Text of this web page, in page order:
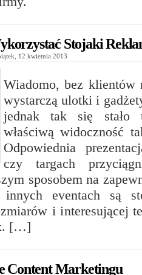
Stojaki
12 kwietnia 2013
Wiadomo, bez
wystarczą ulotki i
jednak tak się stało
właściwą widoczność
Odpowiednia
czy targach
sposobem na
eventach są
i interesującej
[…]
Content Marketingu